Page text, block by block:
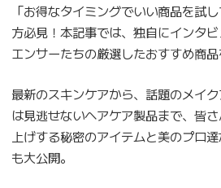
「お得なタイミングでいい商品を試
方必見！本記事では、独自にインタ
エンサーたちの厳選したおすすめ商品
最新のスキンケアから、話題のメイ
は見逃せないヘアケア製品まで、皆
上げする秘密のアイテムと美のプロ
も大公開。